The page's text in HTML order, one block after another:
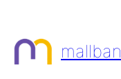
content